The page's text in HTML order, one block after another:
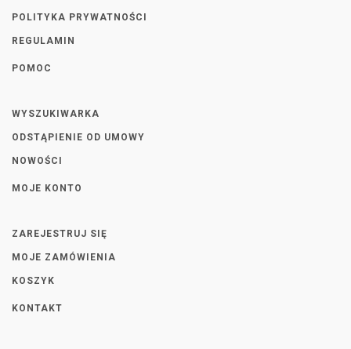
POLITYKA PRYWATNOŚCI
REGULAMIN
POMOC
WYSZUKIWARKA
ODSTĄPIENIE OD UMOWY
NOWOŚCI
MOJE KONTO
ZAREJESTRUJ SIĘ
MOJE ZAMÓWIENIA
KOSZYK
KONTAKT